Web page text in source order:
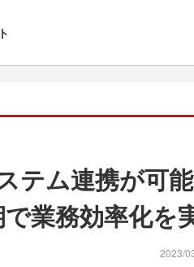
テム連携が可能
業務効率化を
2023/